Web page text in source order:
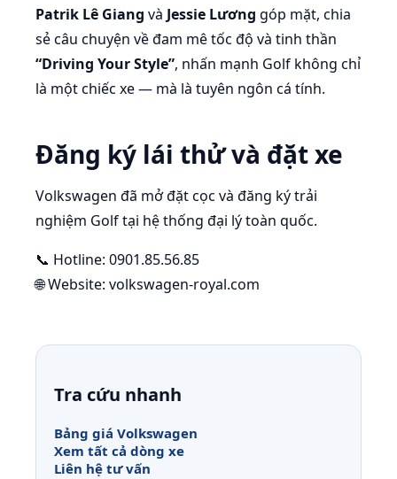
Patrik Lê Giang và Jessie Lương góp mặt, chia
sẻ câu chuyện về đam mê tốc độ và tinh thần
“Driving Your Style”, nhấn mạnh Golf không chỉ
là một chiếc xe — mà là tuyên ngôn cá tính.
Đăng ký lái thử và đặt xe
Volkswagen đã mở đặt cọc và đăng ký trải
nghiệm Golf tại hệ thống đại lý toàn quốc.
📞 Hotline: 0901.85.56.85
🌐 Website: volkswagen-royal.com
Tra cứu nhanh
Bảng giá Volkswagen
Xem tất cả dòng xe
Liên hệ tư vấn